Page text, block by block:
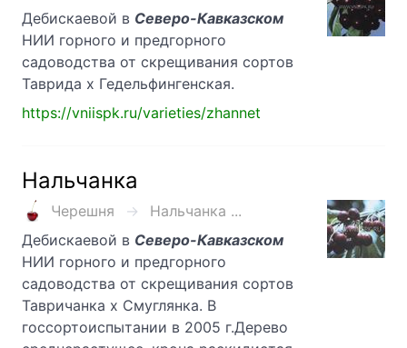
Дебискаевой в Северо-Кавказском
НИИ горного и предгорного
садоводства от скрещивания сортов
Таврида х Гедельфингенская.
https://vniispk.ru/varieties/zhannet
Нальчанка
Черешня
Нальчанка ...
Дебискаевой в Северо-Кавказском
НИИ горного и предгорного
садоводства от скрещивания сортов
Тавричанка х Смуглянка. В
госсортоиспытании в 2005 г.Дерево